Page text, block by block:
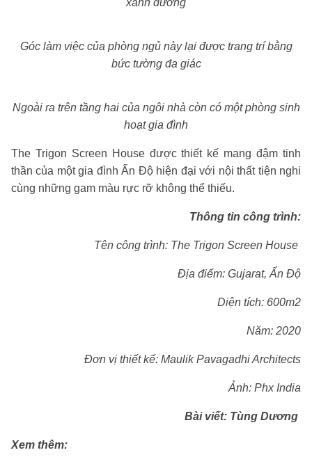
xanh dương
Góc làm việc của phòng ngủ này lại được trang trí bằng
bức tường đa giác
Ngoài ra trên tầng hai của ngôi nhà còn có một phòng sinh
hoạt gia đình
The Trigon Screen House được thiết kế mang đậm tinh
thần của một gia đình Ấn Độ hiện đại với nội thất tiện nghi
cùng những gam màu rực rỡ không thể thiếu.
Thông tin công trình:
Tên công trình: The Trigon Screen House
Địa điểm: Gujarat, Ấn Độ
Diện tích: 600m2
Năm: 2020
Đơn vị thiết kế: Maulik Pavagadhi Architects
Ảnh: Phx India
Bài viết: Tùng Dương
Xem thêm: